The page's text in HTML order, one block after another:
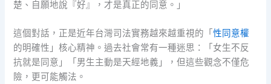
楚、自願地說『好』，才是真正的同意。」
這個對話，正是近年台灣司法實務越來越重視的「性同意權
的明確性」核心精神。過去社會常有一種迷思：「女生不反
抗就是同意」「男生主動是天經地義」，但這些觀念不僅危
險，更可能觸法。